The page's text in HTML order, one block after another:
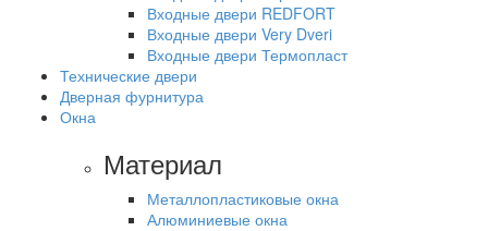
Входные двери REDFORT
Входные двери Very Dveri
Входные двери Термопласт
Технические двери
Дверная фурнитура
Окна
Материал
Металлопластиковые окна
Алюминиевые окна